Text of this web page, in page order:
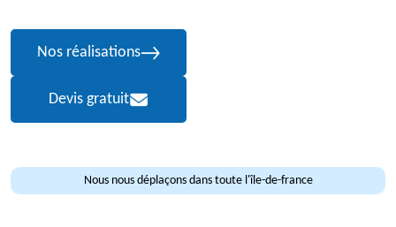
Nos réalisations
Devis gratuit
Nous nous déplaçons dans toute l'île-de-france